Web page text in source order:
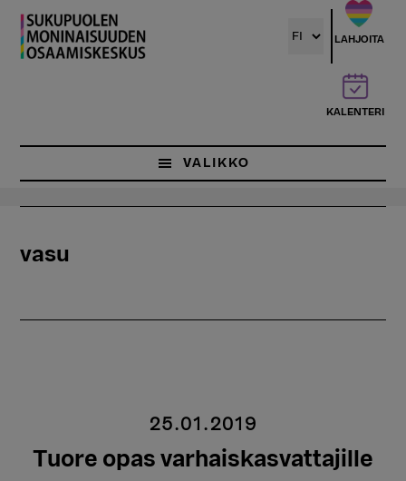
Hyppää
pääsisältöön
LAHJOITA
KALENTERI
VALIKKO
vasu
25.01.2019
Tuore opas varhaiskasvattajille